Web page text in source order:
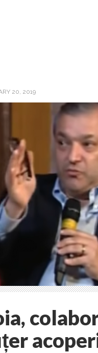
20, 2019